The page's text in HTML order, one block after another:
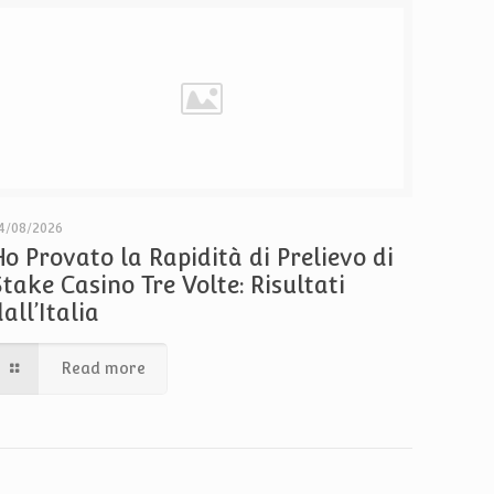
08/2026
Provato la Rapidità di Prelievo di
Casino Tre Volte: Risultati
Read more